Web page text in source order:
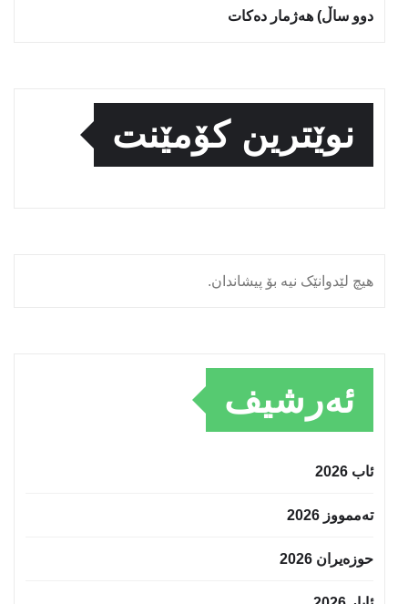
دوو ساڵ) هەژمار دەكات
نوێترین کۆمێنت
هیچ لێدوانێک نیە بۆ پیشاندان.
ئەرشیف
ئاب 2026
تەممووز 2026
حوزه‌یران 2026